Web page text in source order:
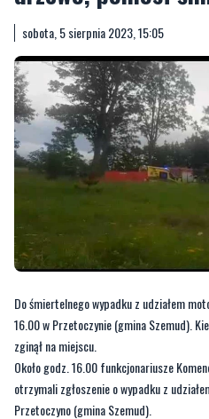
Do śmiertelnego wypadku z udziałem
16.00 w Przetoczynie (gmina Szemud).
Około godz. 16.00 funkcjonariusze
otrzymali zgłoszenie o wypadku z
Przetoczyno (gmina Szemud).
—Z niewyjaśnionych dotąd przyczyn
zjechał z drogi i uderzył w drzewo.
reanimacji, trwającej ok. 40 minut, poniósł